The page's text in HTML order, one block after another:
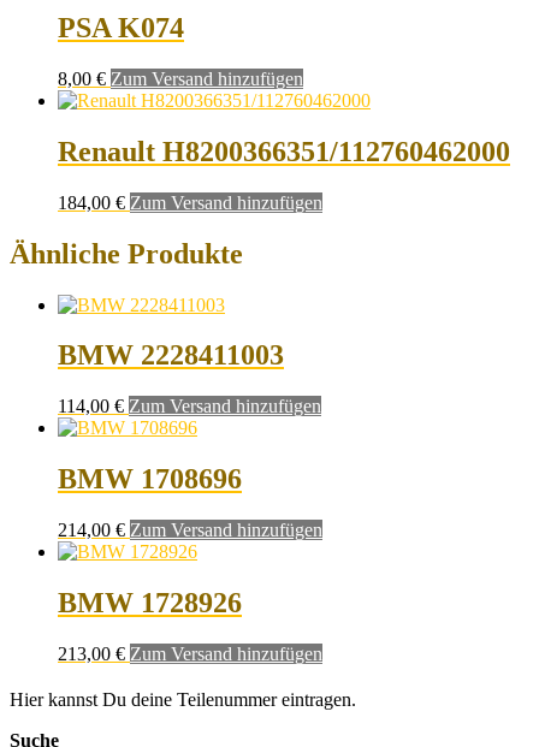
PSA K074
8,00 € Zum Versand hinzufügen
Renault H8200366351/112760462000
184,00 € Zum Versand hinzufügen
Ähnliche Produkte
BMW 2228411003
114,00 € Zum Versand hinzufügen
BMW 1708696
214,00 € Zum Versand hinzufügen
BMW 1728926
213,00 € Zum Versand hinzufügen
Hier kannst Du deine Teilenummer eintragen.
Suche